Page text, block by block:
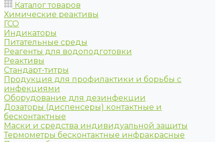
Каталог товаров
Химические реактивы
ГСО
Индикаторы
Питательные среды
Реагенты для водоподготовки
Реактивы
Стандарт-титры
Продукция для профилактики и борьбы с
инфекциями
Оборудование для дезинфекции
Дозаторы (диспенсеры) контактные и
бесконтактные
Маски и средства индивидуальной защиты
Термометры бесконтактные инфракрасные